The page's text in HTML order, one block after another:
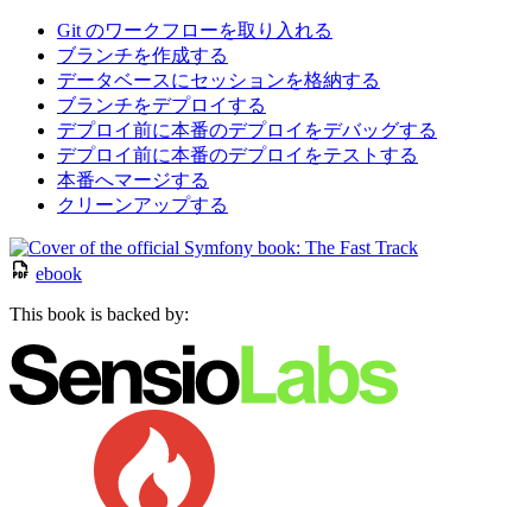
Git のワークフローを取り入れる
ブランチを作成する
データベースにセッションを格納する
ブランチをデプロイする
デプロイ前に本番のデプロイをデバッグする
デプロイ前に本番のデプロイをテストする
本番へマージする
クリーンアップする
ebook
This book is backed by: